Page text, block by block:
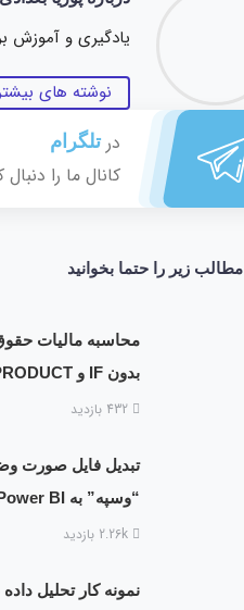
یادگیری و آموزش
نوشته های
درتلگرام
کانال ما را دنبال
مطالب زیر را حتما بخوانید
بدون IF و SUMPRODUCT
432 بازدید
تبدیل فایل صورت
“وسپه” به Power BI
2.26k بازدید